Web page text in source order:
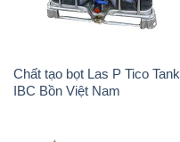
Chất tạo bọt Las P Tico Tank
IBC Bồn Việt Nam